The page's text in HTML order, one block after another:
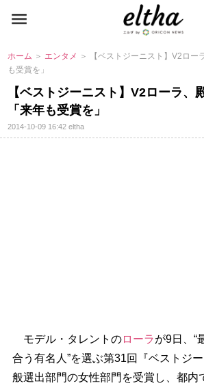
ホーム ＞ エンタメ ＞ 【ベストジーニスト】V2ロー
も受賞を」
【ベストジーニスト】V2ローラ、
「来年も受賞を」
2014-10-09 16:42eltha
モデル・タレントのローラが9日、“
合う有名人”を選ぶ第31回『ベストジ
般選出部門の女性部門を受賞し、都内